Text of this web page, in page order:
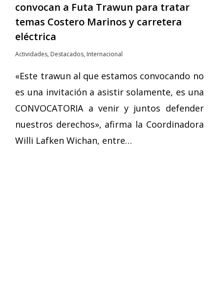
convocan a Futa Trawun para tratar
temas Costero Marinos y carretera
eléctrica
Actividades, Destacados, Internacional
«Este trawun al que estamos convocando no
es una invitación a asistir solamente, es una
CONVOCATORIA a venir y juntos defender
nuestros derechos», afirma la Coordinadora
Willi Lafken Wichan, entre…